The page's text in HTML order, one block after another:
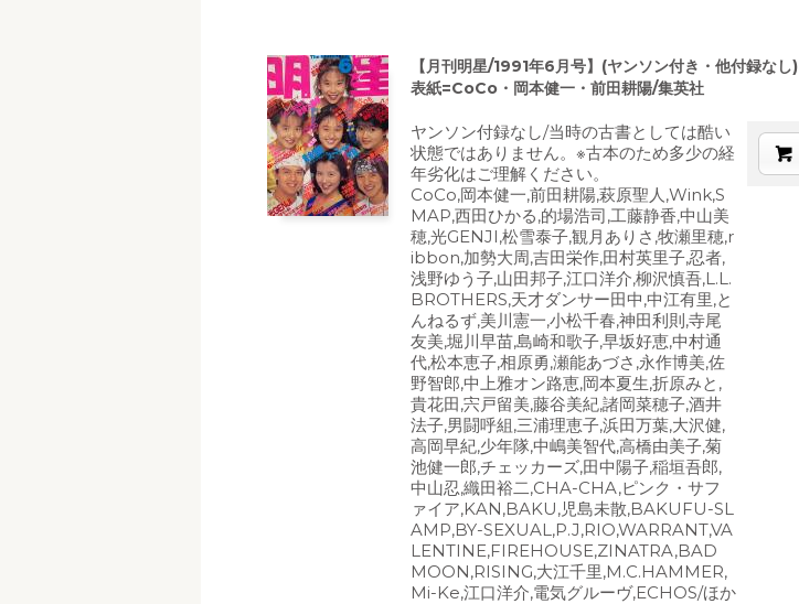
【月刊明星/1991年6月号】(ヤンソン付き・他付録なし)
表紙=CoCo・岡本健一・前田耕陽/集英社
ヤンソン付録なし/当時の古書としては酷い
状態ではありません。※古本のため多少の経
年劣化はご理解ください。
CoCo,岡本健一,前田耕陽,萩原聖人,Wink,S
MAP,西田ひかる,的場浩司,工藤静香,中山美
穂,光GENJI,松雪泰子,観月ありさ,牧瀬里穂,r
ibbon,加勢大周,吉田栄作,田村英里子,忍者,
浅野ゆう子,山田邦子,江口洋介,柳沢慎吾,L.L.
BROTHERS,天才ダンサー田中,中江有里,と
んねるず,美川憲一,小松千春,神田利則,寺尾
友美,堀川早苗,島崎和歌子,早坂好恵,中村通
代,松本恵子,相原勇,瀬能あづさ,永作博美,佐
野智郎,中上雅オン路恵,岡本夏生,折原みと,
貴花田,宍戸留美,藤谷美紀,諸岡菜穂子,酒井
法子,男闘呼組,三浦理恵子,浜田万葉,大沢健,
高岡早紀,少年隊,中嶋美智代,高橋由美子,菊
池健一郎,チェッカーズ,田中陽子,稲垣吾郎,
中山忍,織田裕二,CHA-CHA,ピンク・サフ
ァイア,KAN,BAKU,児島未散,BAKUFU-SL
AMP,BY-SEXUAL,P.J,RIO,WARRANT,VA
LENTINE,FIREHOUSE,ZINATRA,BAD
MOON,RISING,大江千里,M.C.HAMMER,
Mi-Ke,江口洋介,電気グルーヴ,ECHOS/ほか